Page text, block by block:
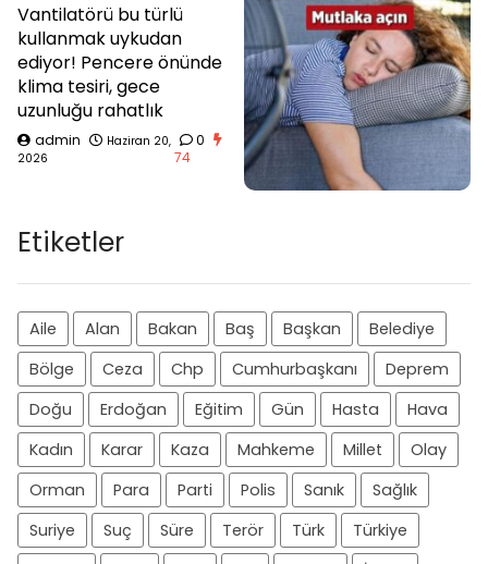
Vantilatörü bu türlü
kullanmak uykudan
ediyor! Pencere önünde
klima tesiri, gece
uzunluğu rahatlık
admin
Haziran 20,
2026
0
74
Etiketler
Aile Alan Bakan Baş Başkan
Belediye
Bölge
Ceza Chp Cumhurbaşkanı
Deprem
Doğu
Erdoğan Eğitim Gün Hasta
Hava
Kadın
Karar Kaza Mahkeme Millet
Olay
Orman
Para Parti Polis Sanık
Sağlık
Suriye
Suç Süre Terör Türk
Türkiye